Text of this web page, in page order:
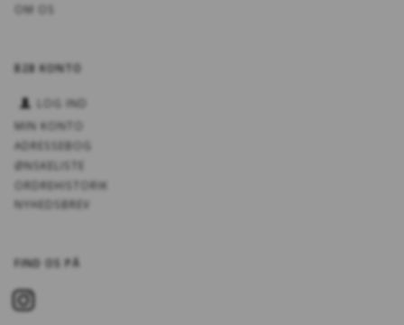
OM OS
B2B KONTO
LOG IND
MIN KONTO
ADRESSEBOG
ØNSKELISTE
ORDREHISTORIK
NYHEDSBREV
FIND OS PÅ